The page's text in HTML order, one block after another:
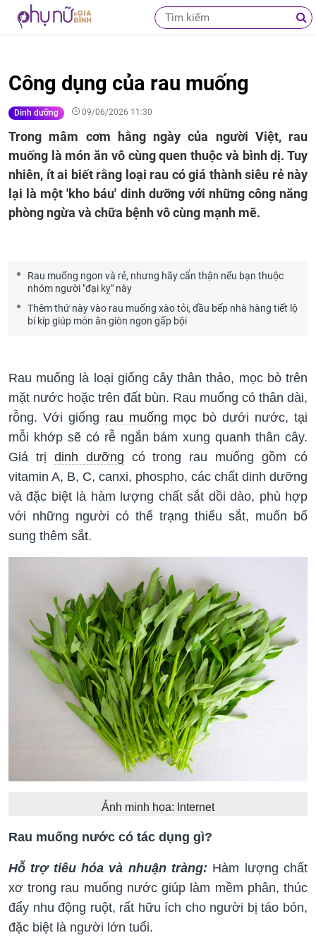
Công dụng của rau muống
Dinh dưỡng 09/06/2026 11:30
Trong mâm cơm hằng ngày của người Việt, rau
muống là món ăn vô cùng quen thuộc và bình dị. Tuy
nhiên, ít ai biết rằng loại rau có giá thành siêu rẻ này
lại là một 'kho báu' dinh dưỡng với những công năng
phòng ngừa và chữa bệnh vô cùng mạnh mẽ.
Rau muống ngon và rẻ, nhưng hãy cẩn thận nếu bạn thuộc
nhóm người "đại kỵ" này
Thêm thứ này vào rau muống xào tỏi, đầu bếp nhà hàng tiết lộ
bí kíp giúp món ăn giòn ngon gấp bội
Rau muống là loại giống cây thân thảo, mọc bò trên
mặt nước hoặc trên đất bùn. Rau muống có thân dài,
rỗng. Với giống rau muống mọc bò dưới nước, tại
mỗi khớp sẽ có rễ ngắn bám xung quanh thân cây.
Giá trị dinh dưỡng có trong rau muống gồm có
vitamin A, B, C, canxi, phospho, các chất dinh dưỡng
và đặc biệt là hàm lượng chất sắt dồi dào, phù hợp
với những người có thể trạng thiếu sắt, muốn bổ
sung thêm sắt.
Ảnh minh họa: Internet
Rau muống nước có tác dụng gì?
Hỗ trợ tiêu hóa và nhuận tràng: Hàm lượng chất
xơ trong rau muống nước giúp làm mềm phân, thúc
đẩy nhu động ruột, rất hữu ích cho người bị táo bón,
đặc biệt là người lớn tuổi.